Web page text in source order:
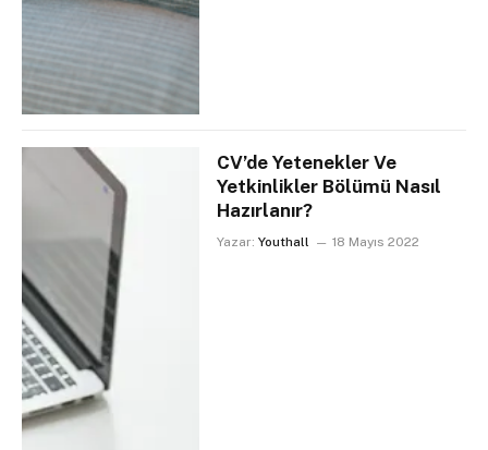
CV’de Yetenekler Ve
Yetkinlikler Bölümü Nasıl
Hazırlanır?
Yazar: Youthall 18 Mayıs 2022